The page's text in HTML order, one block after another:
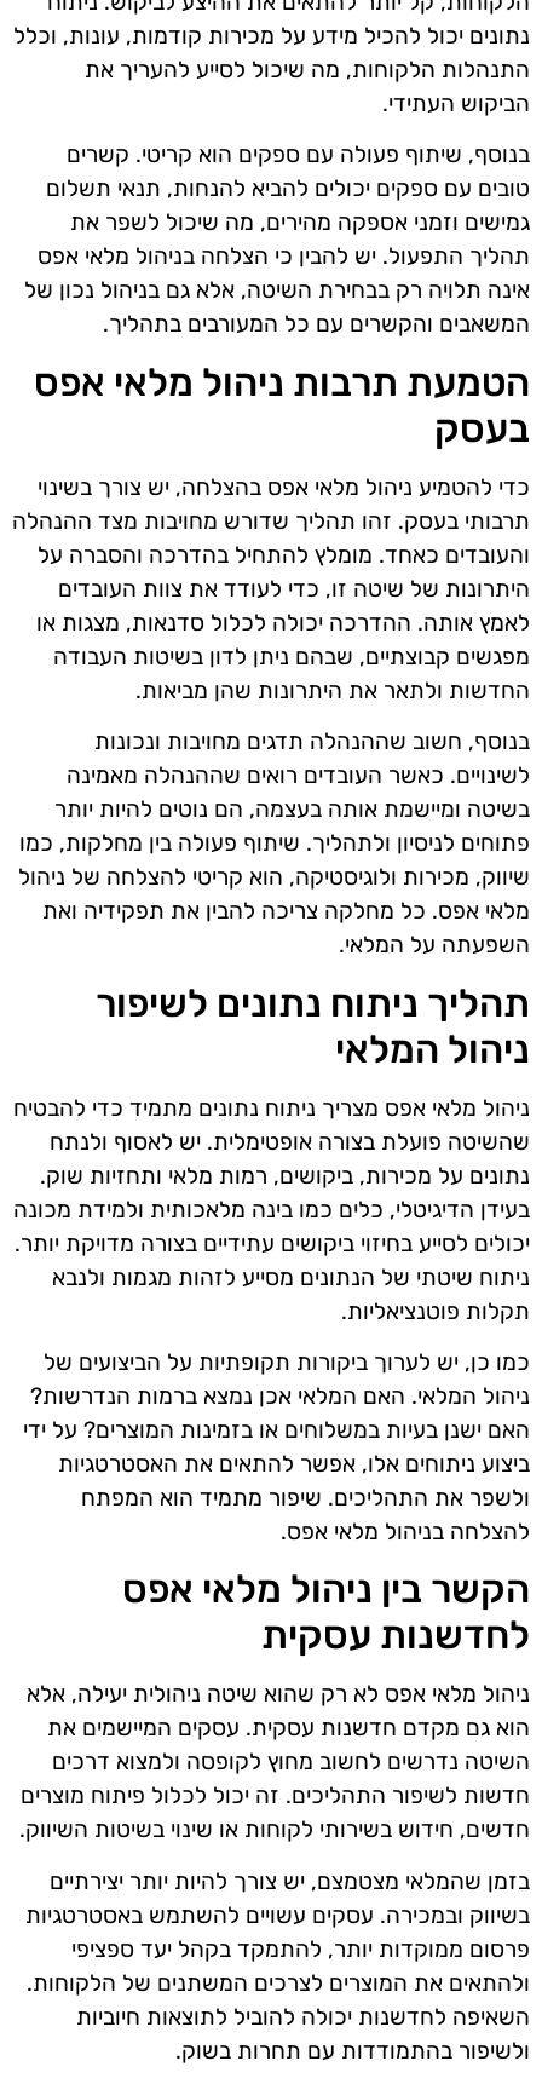
נתונים יכול להכיל מידע על מכירות קודמות, עונות, וכלל
התנהלות הלקוחות, מה שיכול לסייע להעריך את
הביקוש העתידי.
בנוסף, שיתוף פעולה עם ספקים הוא קריטי. קשרים
טובים עם ספקים יכולים להביא להנחות, תנאי תשלום
גמישים וזמני אספקה מהירים, מה שיכול לשפר את
תהליך התפעול. יש להבין כי הצלחה בניהול מלאי אפס
אינה תלויה רק בבחירת השיטה, אלא גם בניהול נכון של
המשאבים והקשרים עם כל המעורבים בתהליך.
הטמעת תרבות ניהול מלאי אפס
בעסק
כדי להטמיע ניהול מלאי אפס בהצלחה, יש צורך בשינוי
תרבותי בעסק. זהו תהליך שדורש מחויבות מצד ההנהלה
והעובדים כאחד. מומלץ להתחיל בהדרכה והסברה על
היתרונות של שיטה זו, כדי לעודד את צוות העובדים
לאמץ אותה. ההדרכה יכולה לכלול סדנאות, מצגות או
מפגשים קבוצתיים, שבהם ניתן לדון בשיטות העבודה
החדשות ולתאר את היתרונות שהן מביאות.
בנוסף, חשוב שההנהלה תדגים מחויבות ונכונות
לשינויים. כאשר העובדים רואים שההנהלה מאמינה
בשיטה ומיישמת אותה בעצמה, הם נוטים להיות יותר
פתוחים לניסיון ולתהליך. שיתוף פעולה בין מחלקות, כמו
שיווק, מכירות ולוגיסטיקה, הוא קריטי להצלחה של ניהול
מלאי אפס. כל מחלקה צריכה להבין את תפקידיה ואת
השפעתה על המלאי.
תהליך ניתוח נתונים לשיפור
ניהול המלאי
ניהול מלאי אפס מצריך ניתוח נתונים מתמיד כדי להבטיח
שהשיטה פועלת בצורה אופטימלית. יש לאסוף ולנתח
נתונים על מכירות, ביקושים, רמות מלאי ותחזיות שוק.
בעידן הדיגיטלי, כלים כמו בינה מלאכותית ולמידת מכונה
יכולים לסייע בחיזוי ביקושים עתידיים בצורה מדויקת יותר.
ניתוח שיטתי של הנתונים מסייע לזהות מגמות ולנבא
תקלות פוטנציאליות.
כמו כן, יש לערוך ביקורות תקופתיות על הביצועים של
ניהול המלאי. האם המלאי אכן נמצא ברמות הנדרשות?
האם ישנן בעיות במשלוחים או בזמינות המוצרים? על ידי
ביצוע ניתוחים אלו, אפשר להתאים את האסטרטגיות
ולשפר את התהליכים. שיפור מתמיד הוא המפתח
להצלחה בניהול מלאי אפס.
הקשר בין ניהול מלאי אפס
לחדשנות עסקית
ניהול מלאי אפס לא רק שהוא שיטה ניהולית יעילה, אלא
הוא גם מקדם חדשנות עסקית. עסקים המיישמים את
השיטה נדרשים לחשוב מחוץ לקופסה ולמצוא דרכים
חדשות לשיפור התהליכים. זה יכול לכלול פיתוח מוצרים
חדשים, חידוש בשירותי לקוחות או שינוי בשיטות השיווק.
בזמן שהמלאי מצטמצם, יש צורך להיות יותר יצירתיים
בשיווק ובמכירה. עסקים עשויים להשתמש באסטרטגיות
פרסום ממוקדות יותר, להתמקד בקהל יעד ספציפי
ולהתאים את המוצרים לצרכים המשתנים של הלקוחות.
השאיפה לחדשנות יכולה להוביל לתוצאות חיוביות
ולשיפור בהתמודדות עם תחרות בשוק.